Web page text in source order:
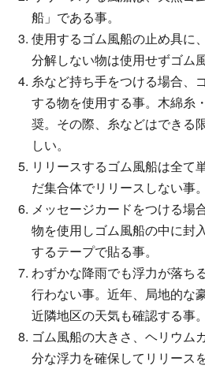
船」である事。
使用するゴム風船の止め具に
分解しない物は使用せずゴム
糸など持ち手をつける場合、
する物を使用する事。木綿糸
奨。その際、糸などはできる
しい。
リリースするゴム風船は全て
だ集合体でリリースしない事。
メッセージカードをつける場
物を使用しゴム風船の中に封
するテープで貼る事。
わずかな降雨でも浮力が落ち
行わない事。近年、局地的な
近隣地区の天気も確認する事。
ゴム風船の大きさ、ヘリウム
分な浮力を確保してリリース